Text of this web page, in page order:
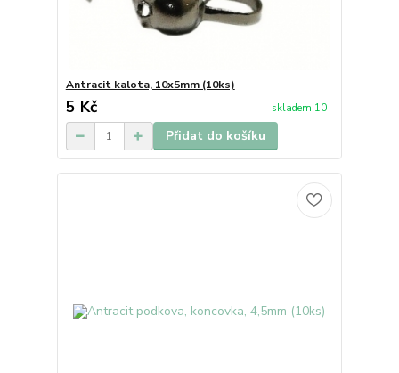
Antracit kalota, 10x5mm (10ks)
5 Kč skladem 10
Přidat do košíku